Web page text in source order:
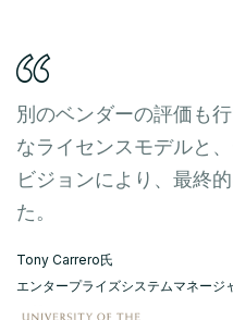
別のベンダーの評価も
なライセンスモデルと
ビジョンにより、最終
た。
Tony Carrero氏
エンタープライズシステムマネージ